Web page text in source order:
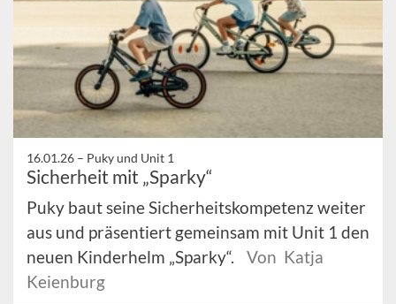
16.01.26 – Puky und Unit 1
Sicherheit mit „Sparky“
Puky baut seine Sicherheitskompetenz weiter
aus und präsentiert gemeinsam mit Unit 1 den
neuen Kinderhelm „Sparky“.
Von Katja
Keienburg